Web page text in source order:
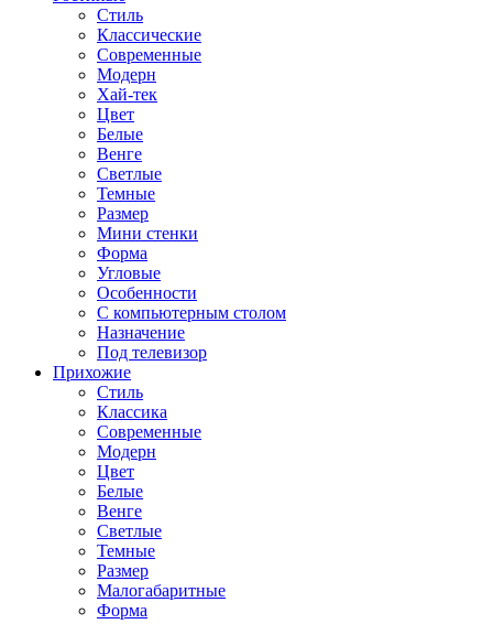
Стиль
Классические
Современные
Модерн
Хай-тек
Цвет
Белые
Венге
Светлые
Темные
Размер
Мини стенки
Форма
Угловые
Особенности
С компьютерным столом
Назначение
Под телевизор
Прихожие
Стиль
Классика
Современные
Модерн
Цвет
Белые
Венге
Светлые
Темные
Размер
Малогабаритные
Форма